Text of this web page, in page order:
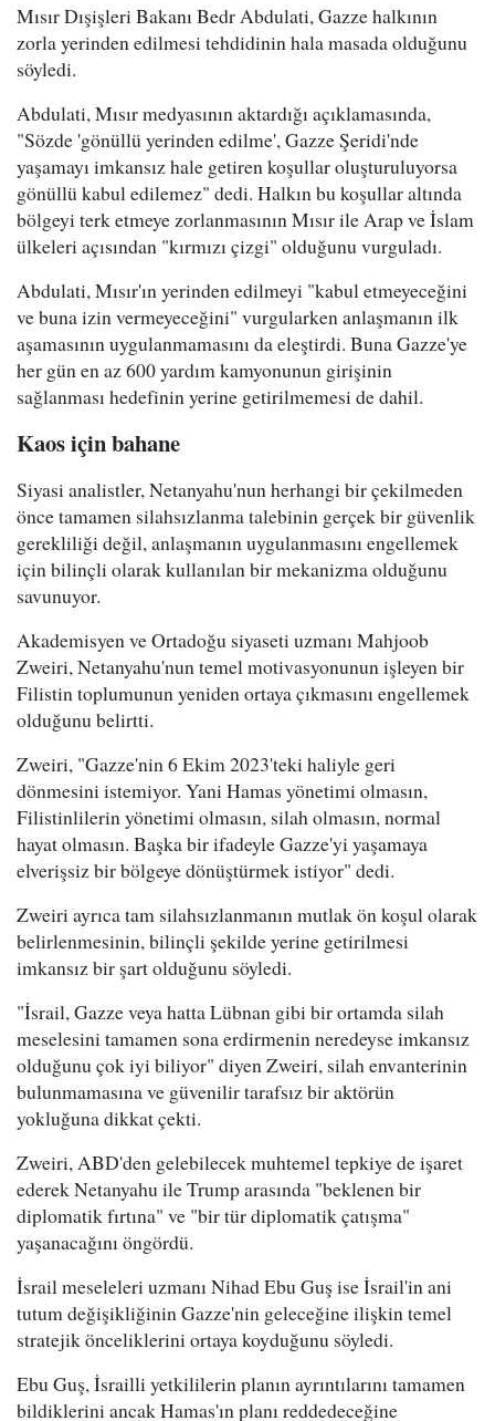
Mısır Dışişleri Bakanı Bedr Abdulati, Gazze halkının
zorla yerinden edilmesi tehdidinin hala masada olduğunu
söyledi.
Abdulati, Mısır medyasının aktardığı açıklamasında,
"Sözde 'gönüllü yerinden edilme', Gazze Şeridi'nde
yaşamayı imkansız hale getiren koşullar oluşturuluyorsa
gönüllü kabul edilemez" dedi. Halkın bu koşullar altında
bölgeyi terk etmeye zorlanmasının Mısır ile Arap ve İslam
ülkeleri açısından "kırmızı çizgi" olduğunu vurguladı.
Abdulati, Mısır'ın yerinden edilmeyi "kabul etmeyeceğini
ve buna izin vermeyeceğini" vurgularken anlaşmanın ilk
aşamasının uygulanmamasını da eleştirdi. Buna Gazze'ye
her gün en az 600 yardım kamyonunun girişinin
sağlanması hedefinin yerine getirilmemesi de dahil.
Kaos için bahane
Siyasi analistler, Netanyahu'nun herhangi bir çekilmeden
önce tamamen silahsızlanma talebinin gerçek bir güvenlik
gerekliliği değil, anlaşmanın uygulanmasını engellemek
için bilinçli olarak kullanılan bir mekanizma olduğunu
savunuyor.
Akademisyen ve Ortadoğu siyaseti uzmanı Mahjoob
Zweiri, Netanyahu'nun temel motivasyonunun işleyen bir
Filistin toplumunun yeniden ortaya çıkmasını engellemek
olduğunu belirtti.
Zweiri, "Gazze'nin 6 Ekim 2023'teki haliyle geri
dönmesini istemiyor. Yani Hamas yönetimi olmasın,
Filistinlilerin yönetimi olmasın, silah olmasın, normal
hayat olmasın. Başka bir ifadeyle Gazze'yi yaşamaya
elverişsiz bir bölgeye dönüştürmek istiyor" dedi.
Zweiri ayrıca tam silahsızlanmanın mutlak ön koşul olarak
belirlenmesinin, bilinçli şekilde yerine getirilmesi
imkansız bir şart olduğunu söyledi.
"İsrail, Gazze veya hatta Lübnan gibi bir ortamda silah
meselesini tamamen sona erdirmenin neredeyse imkansız
olduğunu çok iyi biliyor" diyen Zweiri, silah envanterinin
bulunmamasına ve güvenilir tarafsız bir aktörün
yokluğuna dikkat çekti.
Zweiri, ABD'den gelebilecek muhtemel tepkiye de işaret
ederek Netanyahu ile Trump arasında "beklenen bir
diplomatik fırtına" ve "bir tür diplomatik çatışma"
yaşanacağını öngördü.
İsrail meseleleri uzmanı Nihad Ebu Guş ise İsrail'in ani
tutum değişikliğinin Gazze'nin geleceğine ilişkin temel
stratejik önceliklerini ortaya koyduğunu söyledi.
Ebu Guş, İsrailli yetkililerin planın ayrıntılarını tamamen
bildiklerini ancak Hamas'ın planı reddedeceğine